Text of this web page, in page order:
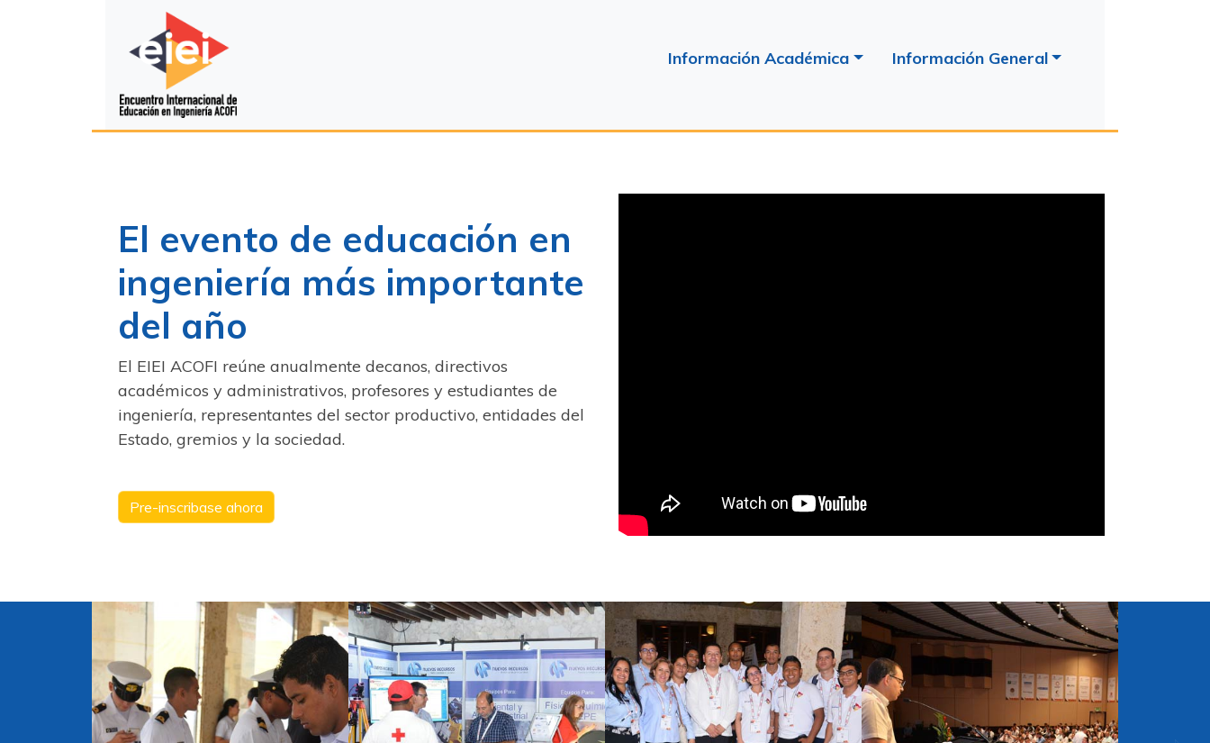
Información Académica Información General
El evento de educación en
ingeniería más importante
del año
El EIEI ACOFI reúne anualmente decanos, directivos
académicos y administrativos, profesores y estudiantes de
ingeniería, representantes del sector productivo, entidades del
Estado, gremios y la sociedad.
Pre-inscribase ahora